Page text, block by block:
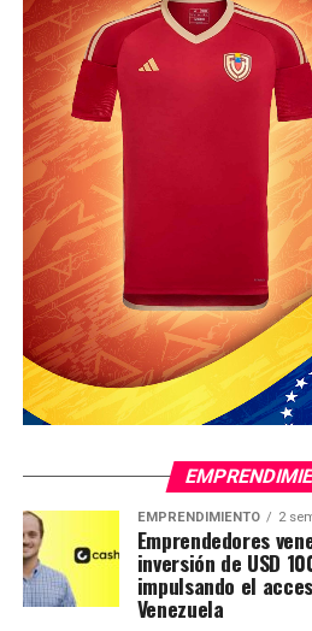
EMPRENDIMIENTO 2
Emprendedores
inversión de USD
impulsando el
Venezuela